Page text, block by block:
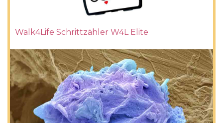
Walk4Life Schrittzähler W4L Elite